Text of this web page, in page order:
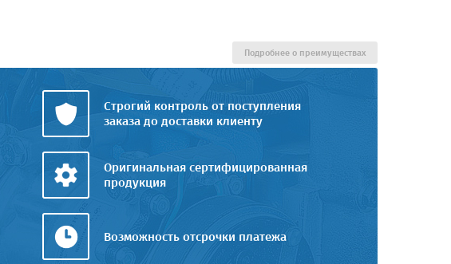
Строгий контроль от поступления
заказа до доставки клиенту
Оригинальная сертифицированная
продукция
Возможность отсрочки платежа
Подробнее о преимуществах